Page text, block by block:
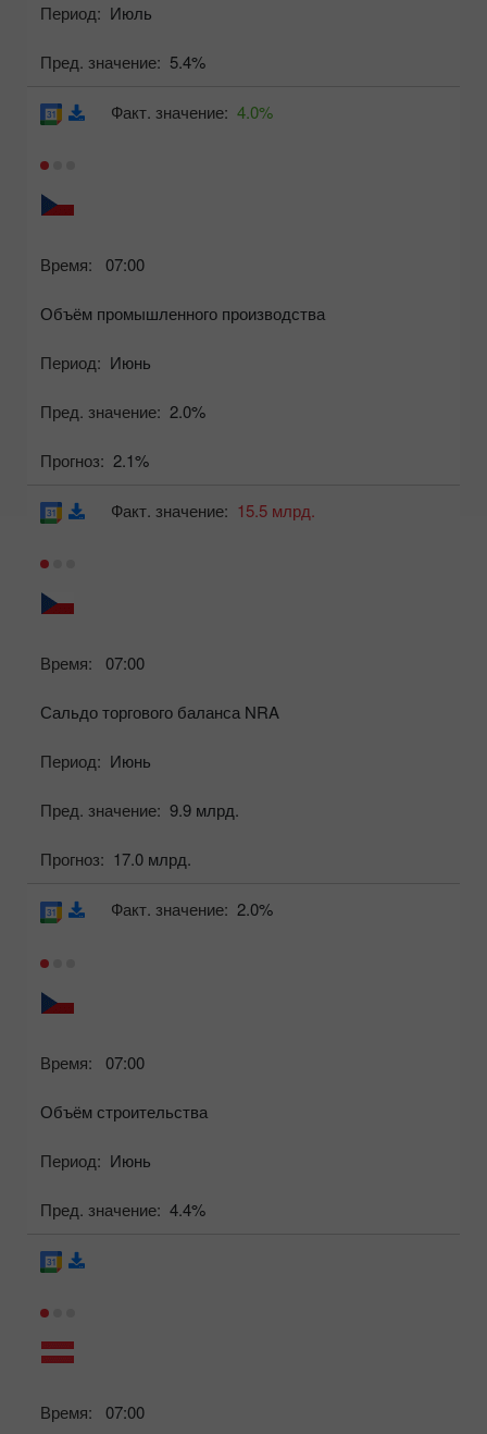
Период: Июль
Пред. значение: 5.4%
Время: 07:00
Объём промышленного производства
Период: Июнь
Пред. значение: 2.0%
Прогноз: 2.1%
Факт. значение: 4.0%
Время: 07:00
Сальдо торгового баланса NRA
Период: Июнь
Пред. значение: 9.9 млрд.
Прогноз: 17.0 млрд.
Факт. значение: 15.5 млрд.
Время: 07:00
Объём строительства
Период: Июнь
Пред. значение: 4.4%
Факт. значение: 2.0%
Время: 07:00